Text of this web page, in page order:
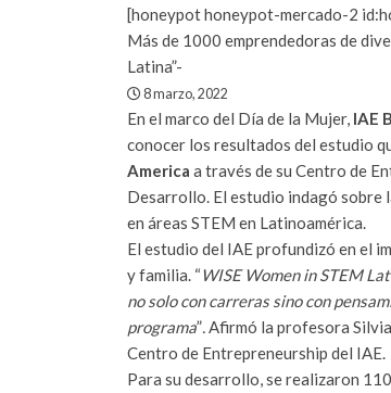
[honeypot honeypot-mercado-2
Más de 1000 emprendedoras de
Latina”-
8 marzo, 2022
En el marco del Día de la Mujer, IAE
conocer los resultados del estudio
America a través de su Centro de
Desarrollo. El estudio indagó sobre
en áreas STEM en Latinoamérica.
El estudio del IAE profundizó en el
y familia. “WISE Women in STEM
no solo con carreras sino con
programa”.Afirmó la profesora
Centro de Entrepreneurship del IAE.
Para su desarrollo, se realizaron